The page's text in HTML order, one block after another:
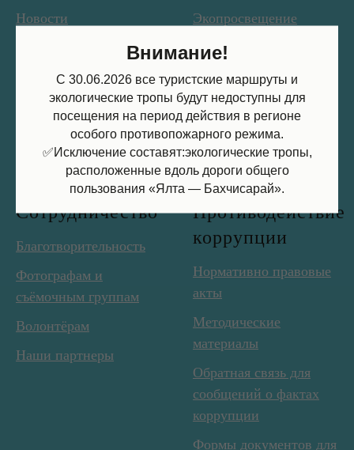
Новости
Руководство
Документы
Контакты
Вакансии
Экопросвещение
Наука
Охрана
Обращение с отходами
ЕИС закупки
Выборы президента РФ
Сотрудничество
Благотворительность
Фотографам и
съёмочным группам
Волонтёрам
Наши партнеры
Противодействие
коррупции
Нормативно правовые
акты
Методические
материалы
Обратная связь для
сообщений о фактах
коррупции
Формы документов для
Внимание!
С 30.06.2026 все туристские маршруты и
экологические тропы будут недоступны для
посещения на период действия в регионе
особого противопожарного режима.
✅Исключение составят:экологические тропы,
расположенные вдоль дороги общего
пользования «Ялта — Бахчисарай».